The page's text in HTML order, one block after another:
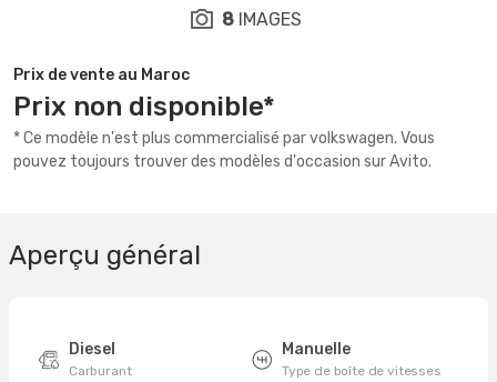
Prix de vente au Maroc
Prix non disponible*
* Ce modèle n'est plus commercialisé par volkswagen. Vous
pouvez toujours trouver des modèles d'occasion sur Avito.
8 IMAGES
Aperçu général
Diesel
Carburant
Manuelle
Type de boîte de vitesses